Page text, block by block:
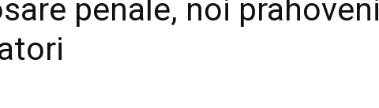
penale, noi prahoveni